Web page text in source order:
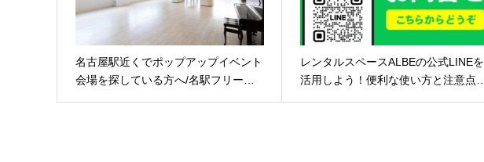
名古屋駅近くでポップアップイベント
会場を探している方へ/名駅フリー…
レンタルスペースALBEの公式LINEを
活用しよう！便利な使い方と注意点…